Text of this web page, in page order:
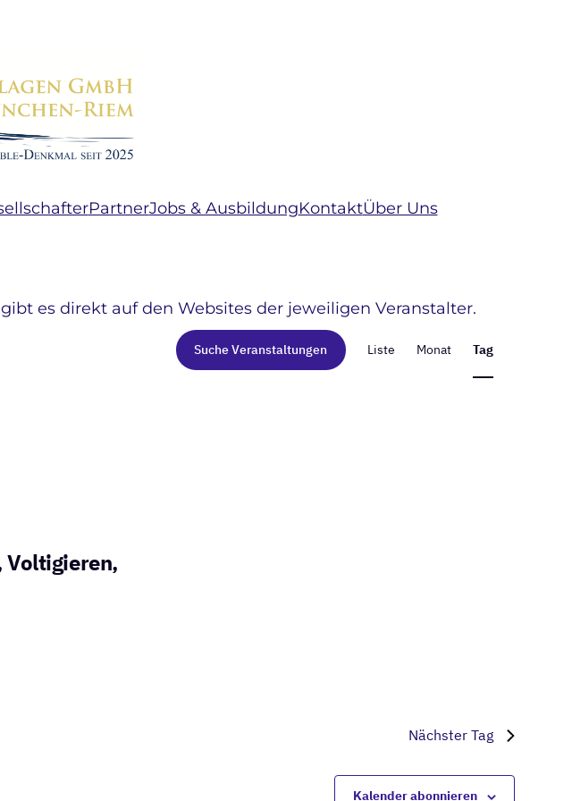
PartnerJobs & AusbildungKontaktÜber Uns
es direkt auf den Websites der jeweiligen Veranstalter.
Suche Veranstaltungen Liste Monat Tag
Voltigieren,
Nächster Tag
Kalender abonnieren